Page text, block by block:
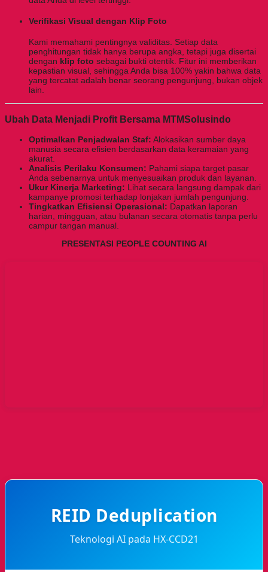
Verifikasi Visual dengan Klip Foto
Kami memahami pentingnya validitas. Setiap data
penghitungan tidak hanya berupa angka, tetapi juga disertai
dengan klip foto sebagai bukti otentik. Fitur ini memberikan
kepastian visual, sehingga Anda bisa 100% yakin bahwa data
yang tercatat adalah benar seorang pengunjung, bukan objek
lain.
Ubah Data Menjadi Profit Bersama MTMSolusindo
Optimalkan Penjadwalan Staf: Alokasikan sumber daya
manusia secara efisien berdasarkan data keramaian yang
akurat.
Analisis Perilaku Konsumen: Pahami siapa target pasar
Anda sebenarnya untuk menyesuaikan produk dan layanan.
Ukur Kinerja Marketing: Lihat secara langsung dampak dari
kampanye promosi terhadap lonjakan jumlah pengunjung.
Tingkatkan Efisiensi Operasional: Dapatkan laporan
harian, mingguan, atau bulanan secara otomatis tanpa perlu
campur tangan manual.
PRESENTASI PEOPLE COUNTING AI
REID Deduplication
Teknologi AI pada HX-CCD21